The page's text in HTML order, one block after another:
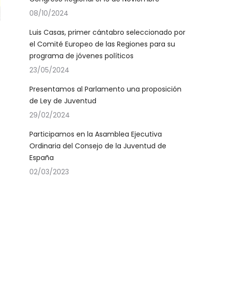
08/10/2024
Luis Casas, primer cántabro seleccionado por
el Comité Europeo de las Regiones para su
programa de jóvenes políticos
23/05/2024
Presentamos al Parlamento una proposición
de Ley de Juventud
29/02/2024
Participamos en la Asamblea Ejecutiva
Ordinaria del Consejo de la Juventud de
España
02/03/2023